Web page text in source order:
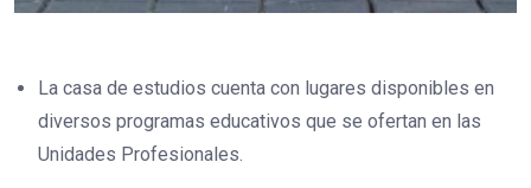
La casa de estudios cuenta con lugares disponibles en
diversos programas educativos que se ofertan en las
Unidades Profesionales.